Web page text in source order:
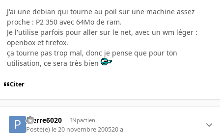
J'ai une debian qui tourne au poil sur une machine assez
proche : P2 350 avec 64Mo de ram.
Je l'utilise parfois pour aller sur le net, avec un wm léger :
openbox et firefox.
ça tourne pas trop mal, donc je pense que pour ton
utilisation, ce sera très bien
Citer
pierre6020 INpactien
Posté(e) le 20 novembre 200520 a